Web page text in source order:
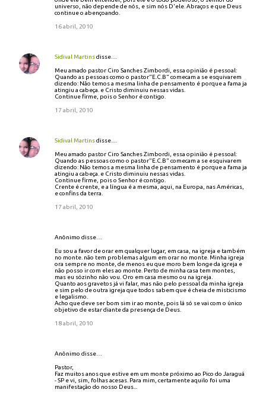
universo, não depende de nós, e sim nós D'ele. Abraços e que Deus
continue o abençoando.
16 abril, 2010
Sidival Martinsdisse…
Meu amado pastor Ciro Sanches Zimbordi, essa opinião é pessoal:
Quando as pessoas como o pastor"E.C.B" comecam a se esquivarem
dizendo: Não temos a mesma linha de pensamento é porque a fama ja
atingiu a cabeça. e Cristo diminuiu nessas vidas.
Continue firme, pois o Senhor é contigo.
17 abril, 2010
Sidival Martinsdisse…
Meu amado pastor Ciro Sanches Zimbordi, essa opinião é pessoal:
Quando as pessoas como o pastor"E.C.B" comecam a se esquivarem
dizendo: Não temos a mesma linha de pensamento é porque a fama ja
atingiu a cabeça. e Cristo diminuiu nessas vidas.
Continue firme, pois o Senhor é contigo.
Crente é crente, e a língua é a mesma, aqui, na Europa, nas Américas,
e confins da terra.
17 abril, 2010
Anônimo disse…
Eu sou a favor de orar em qualquer lugar, em casa, na igreja e também
no monte. não tem problemas algum em orar no monte. Minha igreja
ora sempre no monte, de menos eu que moro bem longe da igreja e
não posso ir com eles ao monte. Perto de minha casa tem montes,
mas eu sózinho não vou. Oro em casa mesmo ou na igreja.
Quanto aos gravetos já vi falar, mas não pelo pessoal da minha igreja
e sim pelo de outra igreja que todos sabem que é cheia de misticismo
e legalismo.
Acho que deve ser bom sim ir ao monte, pois lá só se vai com o único
objetivo de estar diante da presença de Deus.
18 abril, 2010
Anônimo disse…
Pastor,
Faz muitos anos que estive em um monte próximo ao Pico do Jaraguá
- SP e vi, sim, folhas acesas. Para mim, certamente aquilo foi uma
manifestação do nosso Deus...